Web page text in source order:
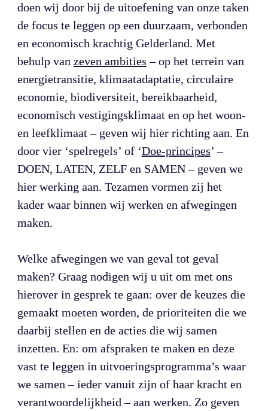
doen wij door bij de uitoefening van onze taken
de focus te leggen op een duurzaam, verbonden
en economisch krachtig Gelderland. Met
behulp van zeven ambities – op het terrein van
energietransitie, klimaatadaptatie, circulaire
economie, biodiversiteit, bereikbaarheid,
economisch vestigingsklimaat en op het woon-
en leefklimaat – geven wij hier richting aan. En
door vier ‘spelregels’ of ‘Doe-principes’ –
DOEN, LATEN, ZELF en SAMEN – geven we
hier werking aan. Tezamen vormen zij het
kader waar binnen wij werken en afwegingen
maken.
Welke afwegingen we van geval tot geval
maken? Graag nodigen wij u uit om met ons
hierover in gesprek te gaan: over de keuzes die
gemaakt moeten worden, de prioriteiten die we
daarbij stellen en de acties die wij samen
inzetten. En: om afspraken te maken en deze
vast te leggen in uitvoeringsprogramma’s waar
we samen – ieder vanuit zijn of haar kracht en
verantwoordelijkheid – aan werken. Zo geven